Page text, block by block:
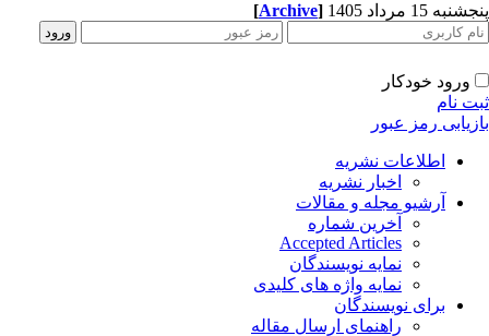
15 مرداد 1405 [Archive]
ورود خودکار
نام
رمز عبور
اطلاعات نشریه
اخبار نشریه
آرشیو مجله و مقالات
آخرین شماره
Accepted Articles
نمایه نویسندگان
نمایه واژه های کلیدی
برای نویسندگان
راهنمای ارسال مقاله